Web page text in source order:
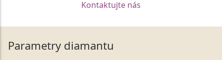
Kontaktujte nás
Parametry diamantu